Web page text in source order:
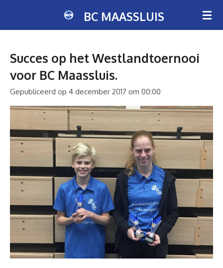
hoofdinhoud
BC MAASSLUIS
Succes op het Westlandtoernooi
voor BC Maassluis.
Gepubliceerd op 4 december 2017 om 00:00